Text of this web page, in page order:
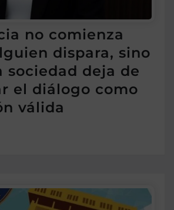
no comienza
dispara, sino
sociedad deja de
el diálogo como
válida